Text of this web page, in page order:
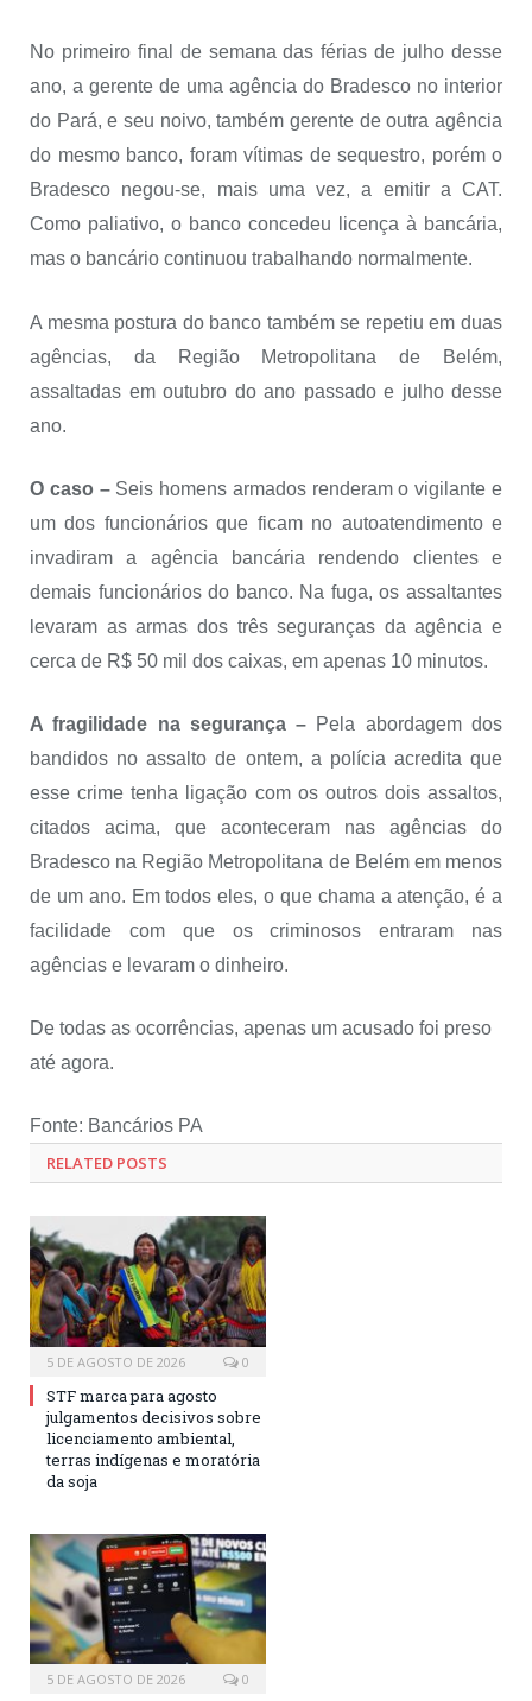
No primeiro final de semana das férias de julho desse
ano, a gerente de uma agência do Bradesco no interior
do Pará, e seu noivo, também gerente de outra agência
do mesmo banco, foram vítimas de sequestro, porém o
Bradesco negou-se, mais uma vez, a emitir a CAT.
Como paliativo, o banco concedeu licença à bancária,
mas o bancário continuou trabalhando normalmente.
A mesma postura do banco também se repetiu em duas
agências, da Região Metropolitana de Belém,
assaltadas em outubro do ano passado e julho desse
ano.
O caso –Seis homens armados renderam o vigilante e
um dos funcionários que ficam no autoatendimento e
invadiram a agência bancária rendendo clientes e
demais funcionários do banco. Na fuga, os assaltantes
levaram as armas dos três seguranças da agência e
cerca de R$ 50 mil dos caixas, em apenas 10 minutos.
A fragilidade na segurança – Pela abordagem dos
bandidos no assalto de ontem, a polícia acredita que
esse crime tenha ligação com os outros dois assaltos,
citados acima, que aconteceram nas agências do
Bradesco na Região Metropolitana de Belém em menos
de um ano. Em todos eles, o que chama a atenção, é a
facilidade com que os criminosos entraram nas
agências e levaram o dinheiro.
De todas as ocorrências, apenas um acusado foi preso
até agora.
Fonte: Bancários PA
RELATED POSTS
5 DE AGOSTO DE 2026 0
STF marca para agosto
julgamentos decisivos sobre
licenciamento ambiental,
terras indígenas e moratória
da soja
5 DE AGOSTO DE 2026 0